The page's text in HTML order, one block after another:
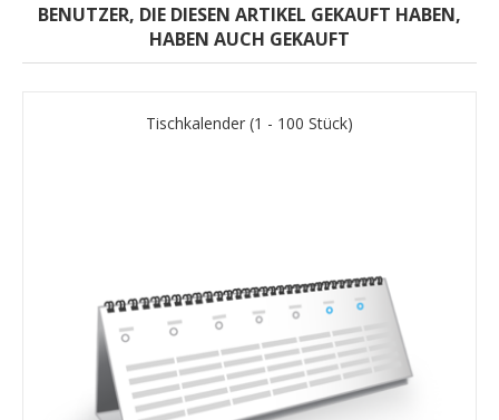
BENUTZER, DIE DIESEN ARTIKEL GEKAUFT HABEN,
HABEN AUCH GEKAUFT
Tischkalender (1 - 100 Stück)